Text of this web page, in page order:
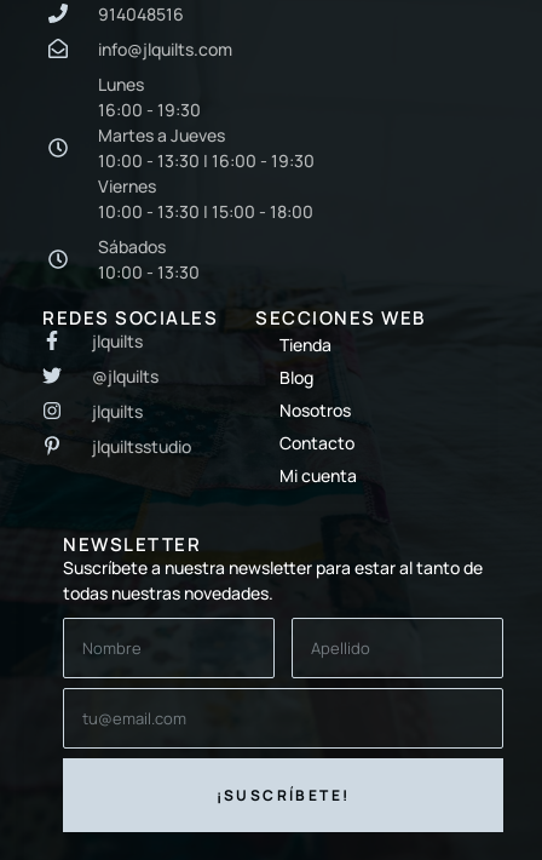
914048516
info@jlquilts.com
Lunes
16:00 - 19:30
Martes a Jueves
10:00 - 13:30 | 16:00 - 19:30
Viernes
10:00 - 13:30 | 15:00 - 18:00
Sábados
10:00 - 13:30
REDES SOCIALES
jlquilts
@jlquilts
jlquilts
jlquiltsstudio
SECCIONES WEB
Tienda
Blog
Nosotros
Contacto
Mi cuenta
NEWSLETTER
Suscríbete a nuestra newsletter para estar al tanto de
todas nuestras novedades.